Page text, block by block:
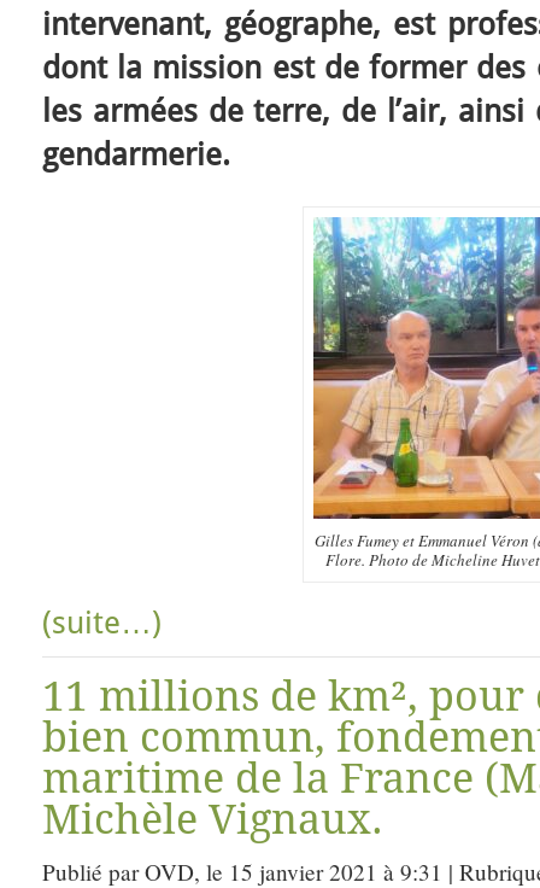
intervenant, géographe, est
dont la mission est de former
les armées de terre, de l’air,
gendarmerie.
Gilles Fumey et Emmanuel Véron
Flore. Photo de Micheline
(suite…)
11 millions de km²,
bien commun,
maritime de la France
Michèle Vignaux.
Publié par OVD, le 15 janvier 2021 à 9:31 |